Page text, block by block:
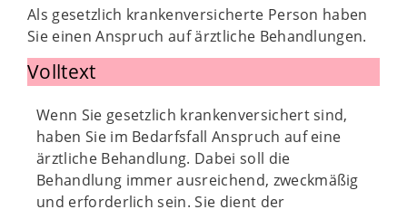
Als gesetzlich krankenversicherte Person haben
Sie einen Anspruch auf ärztliche Behandlungen.
Volltext
Wenn Sie gesetzlich krankenversichert sind,
haben Sie im Bedarfsfall Anspruch auf eine
ärztliche Behandlung. Dabei soll die
Behandlung immer ausreichend, zweckmäßig
und erforderlich sein. Sie dient der